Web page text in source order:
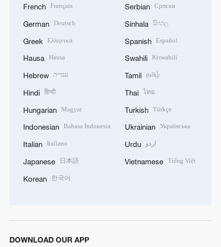
French Français
German Deutsch
Greek Ελληνικά
Hausa Hausa
Hebrew עברית
Hindi हिन्दी
Hungarian Magyar
Indonesian Bahasa Indonesia
Italian Italiano
Japanese 日本語
Korean 한국어
Serbian Српски
Sinhala සිංහල
Spanish Español
Swahili Kiswahili
Tamil தமிழ்
Thai ไทย
Turkish Türkçe
Ukrainian Українська
Urdu اردو
Vietnamese Tiếng Việt
DOWNLOAD OUR APP